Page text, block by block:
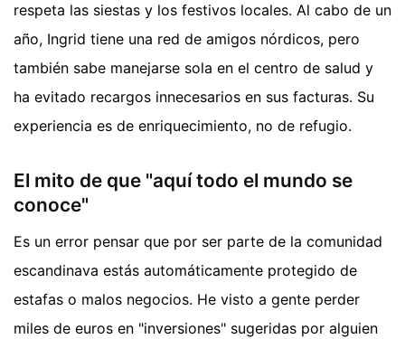
respeta las siestas y los festivos locales. Al cabo de un
año, Ingrid tiene una red de amigos nórdicos, pero
también sabe manejarse sola en el centro de salud y
ha evitado recargos innecesarios en sus facturas. Su
experiencia es de enriquecimiento, no de refugio.
El mito de que "aquí todo el mundo se
conoce"
Es un error pensar que por ser parte de la comunidad
escandinava estás automáticamente protegido de
estafas o malos negocios. He visto a gente perder
miles de euros en "inversiones" sugeridas por alguien